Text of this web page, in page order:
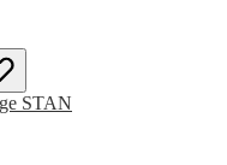
STAN